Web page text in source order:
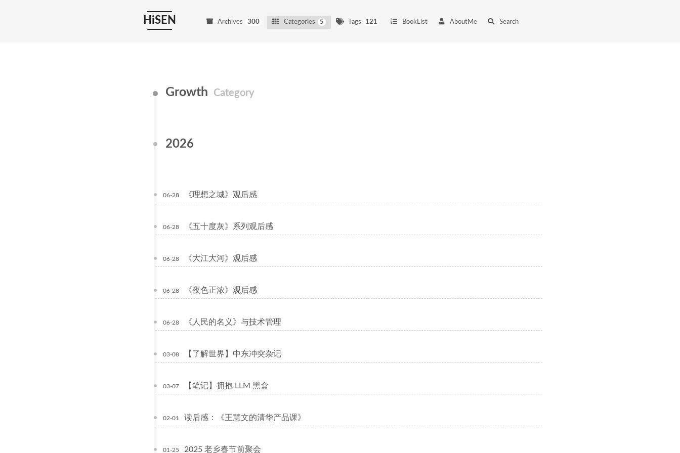
HiSEN Archives 300 Categories 5 Tags 121 BookList AboutMe Search
Growth Category
2026
06-28 《理想之城》观后感
06-28 《五十度灰》系列观后感
06-28 《大江大河》观后感
06-28 《夜色正浓》观后感
06-28 《人民的名义》与技术管理
03-08 【了解世界】中东冲突杂记
03-07 【笔记】拥抱 LLM 黑盒
02-01 读后感：《王慧文的清华产品课》
01-25 2025 老乡春节前聚会